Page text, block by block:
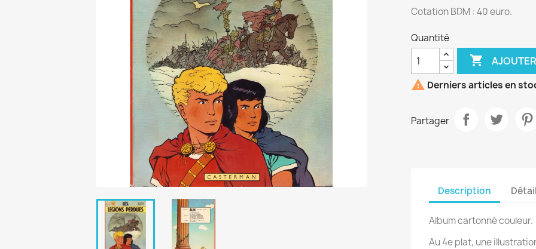
Cotation BDM : 40 euro.
Quantité

 Derniers articles en
Partager
Description
Album cartonné couleur.
Au 4e plat, une